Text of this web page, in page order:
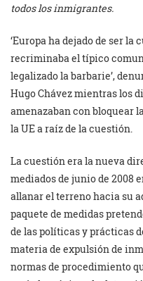
todos los inmigrantes.
‘Europa ha dejado de ser la
recriminaba el típico
legalizado la barbarie’,
Hugo Chávez mientras los
amenazaban con bloquear
la UE a raíz de la cuestión.
La cuestión era la nueva
mediados de junio de 2008
allanar el terreno hacia su
paquete de medidas
de las políticas y prácticas
materia de expulsión de
normas de procedimiento